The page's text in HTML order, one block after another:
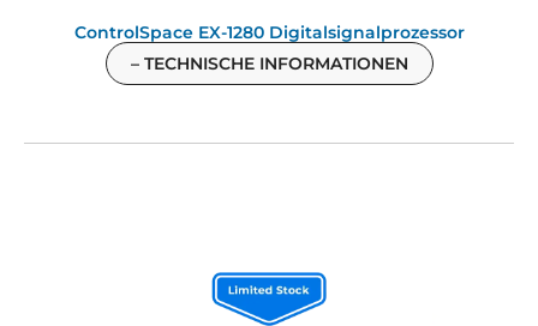
ControlSpace EX-1280 Digitalsignalprozessor
– TECHNISCHE INFORMATIONEN